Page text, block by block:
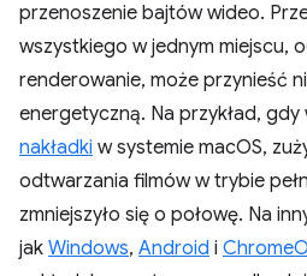
przenoszenie bajtów wideo.
wszystkiego w jednym miejscu,
renderowanie, może przynieść
energetyczną. Na przykład, gdy
nakładki w systemie macOS,
odtwarzania filmów w trybie
zmniejszyło się o połowę. Na
jak Windows, Android i